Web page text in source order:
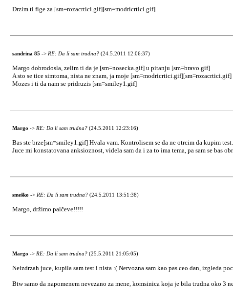
Drzim ti fige za [sm=rozacrtici.gif][sm=modricrtici.gif]
sandrina 85 -> RE: Da li sam trudna? (24.5.2011 12:06:37)
Margo dobrodosla, zelim ti da je [sm=nosecka.gif] u pitanju [sm=bravo.gif]
A sto se tice simtoma, nista ne znam, ja moje
Mozes i ti da nam se pridruzis [sm=smiley1.gif]
Margo -> RE: Da li sam trudna? (24.5.2011 12:23:16)
Bas ste brze[sm=smiley1.gif] Hvala vam. Kontrolisem se da ne otrcim da kupim
Juce mi konstatovana anksioznost, videla sam da i za to ima tema, pa sam se bas
smeško -> RE: Da li sam trudna? (24.5.2011 13:51:38)
Margo, držimo palčeve!!!!!
Margo -> RE: Da li sam trudna? (25.5.2011 21:05:05)
Neizdrzah juce, kupila sam test i nista :( Nervozna sam kao pas ceo dan, izgleda
Btw samo da napomenem nevezano za mene, komsinica koja je bila trudna oko